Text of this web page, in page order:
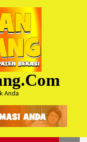
Anda